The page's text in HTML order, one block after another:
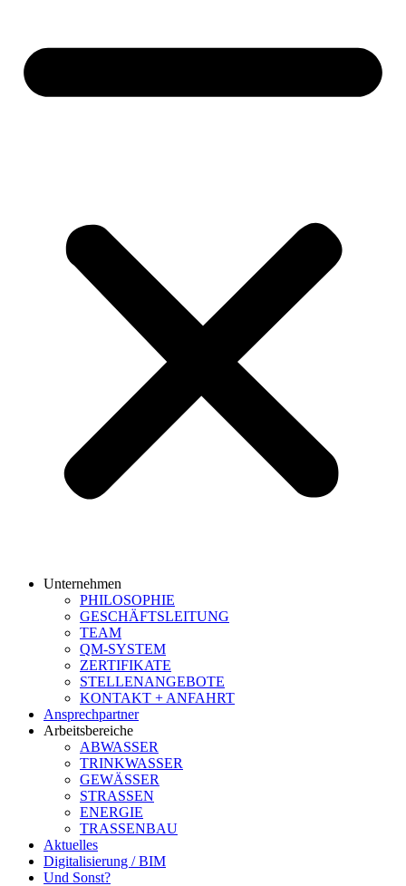
Unternehmen
PHILOSOPHIE
GESCHÄFTSLEITUNG
TEAM
QM-SYSTEM
ZERTIFIKATE
STELLENANGEBOTE
KONTAKT + ANFAHRT
Ansprechpartner
Arbeitsbereiche
ABWASSER
TRINKWASSER
GEWÄSSER
STRASSEN
ENERGIE
TRASSENBAU
Aktuelles
Digitalisierung / BIM
Und Sonst?